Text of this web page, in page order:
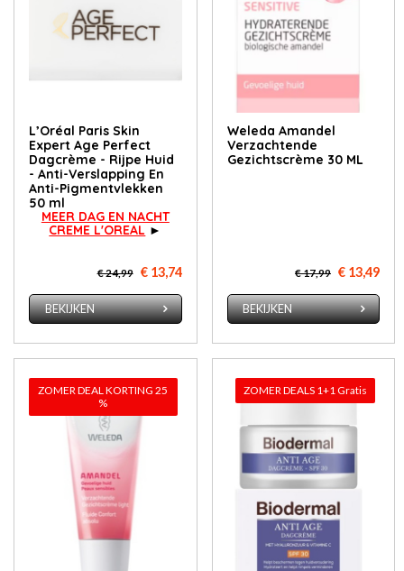
L’Oréal Paris Skin
Expert Age Perfect
Dagcrème - Rijpe Huid
- Anti-Verslapping En
Anti-Pigmentvlekken
50 ml
MEER DAG EN NACHT
CREME L'OREAL ►
€ 24,99 € 13,74
BEKIJKEN
Weleda Amandel
Verzachtende
Gezichtscrème 30 ML
€ 17,99 € 13,49
BEKIJKEN
ZOMER DEAL KORTING 25
%
ZOMER DEALS 1+1 Gratis